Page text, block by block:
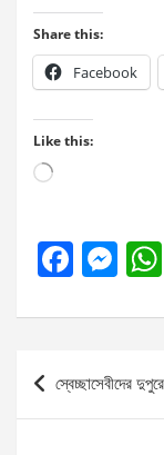
Share this:
Facebook
Like this:
Loading…
F
ce
o
M
se
g
Post
navigation
স্বেচ্ছাসেবীদের